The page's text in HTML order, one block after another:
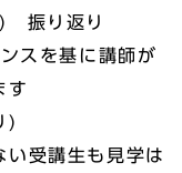
振り返り
スを基に講師が
す
)
受講生も見学は